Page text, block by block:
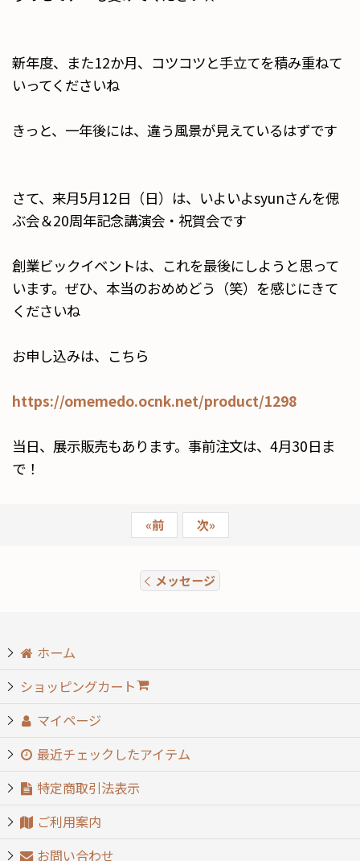
新年度、また12か月、コツコツと手立てを積み重ねて
いってくださいね
きっと、一年後には、違う風景が見えているはずです
さて、来月5月12日（日）は、いよいよsyunさんを偲
ぶ会＆20周年記念講演会・祝賀会です
創業ビックイベントは、これを最後にしようと思って
います。ぜひ、本当のおめめどう（笑）を感じにきて
くださいね
お申し込みは、こちら
https://omemedo.ocnk.net/product/1298
当日、展示販売もあります。事前注文は、4月30日ま
で！
«前 次»
メッセージ
ホーム
ショッピングカート
マイページ
最近チェックしたアイテム
特定商取引法表示
ご利用案内
お問い合わせ